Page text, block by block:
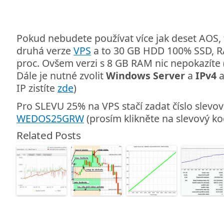
Pokud nebudete používat více jak deset
druhá verze VPS a to 30 GB HDD 100% SSD,
proc. Ovšem verzi s 8 GB RAM nic
Dále je nutné zvolitWindows Server a IPv4
IP zistíte zde)
Pro SLEVU 25% na VPS stačí zadat číslo
WEDOS25GRW(prosím klikněte na slevový
Related Posts